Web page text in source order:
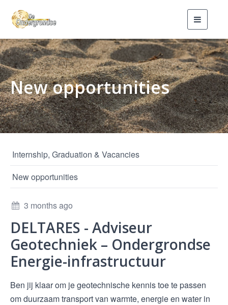
Toggle
New opportunities
Internship, Graduation & Vacancies
New opportunities
3 months ago
DELTARES - Adviseur
Geotechniek – Ondergrondse
Energie-infrastructuur
Ben jij klaar om je geotechnische kennis toe te passen
om duurzaam transport van warmte, energie en water in